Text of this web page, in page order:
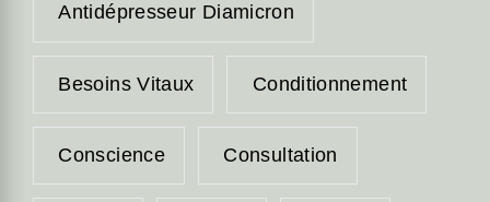
Antidépresseur Diamicron
Besoins Vitaux Conditionnement
Conscience Consultation